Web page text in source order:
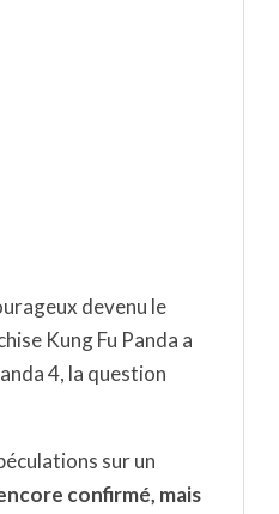
devenu le
Kung Fu Panda a
4, la question
sur un
confirmé, mais